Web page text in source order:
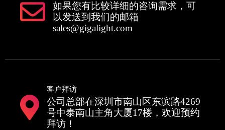
如果您有比较详细的咨询需求，可
以发送到我们的邮箱
sales@gigalight.com
客户拜访
公司总部在深圳市南山区东滨路4269
号中泰南山主角大厦17楼，欢迎预约
拜访！